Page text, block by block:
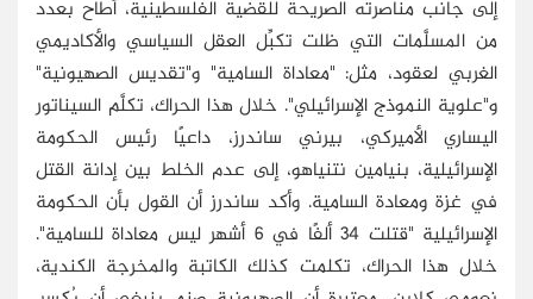
إلى جانب مناصرته الصريحة للقضية الفلسطينية، أطاح بعدد
من المسلَّمات التي ظلت تكبِّل العقل السياسي والأكاديمي
الغربي لعقود، مثل: "معاداة السامية" و"تقديس الصهيونية"
و"علوية النموذج الإسرائيلي". خلال هذا الحراك، تكلَّم السيناتور
اليساري الأميركي، بيرني ساندرز، داعيًا رئيس الحكومة
الإسرائيلية، بنيامين نتنياهو، إلى عدم الخلط بين إدانة القتل
في غزة ومعادة السامية. وأكد ساندرز أن القول بأن الحكومة
الإسرائيلية "قتلت 34 ألفًا في 6 أشهر ليس معاداة للسامية".
خلال هذا الحراك، تكلمت كذلك الكاتبة والمخرجة الكندية،